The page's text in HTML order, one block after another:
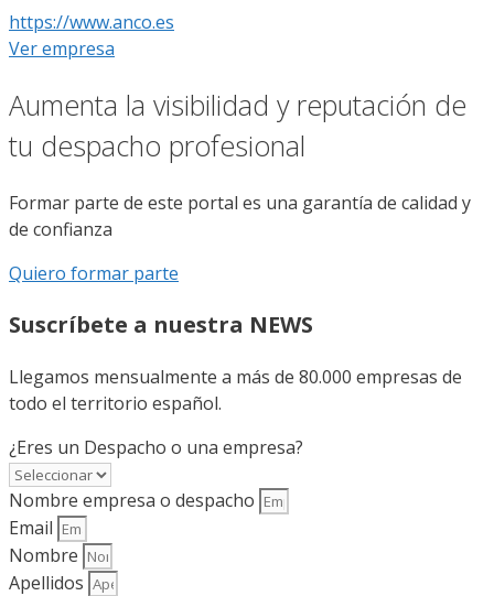
https://www.anco.es
Ver empresa
Aumenta la visibilidad y reputación de
tu despacho profesional
Formar parte de este portal es una garantía de calidad y
de confianza
Quiero formar parte
Suscríbete a nuestra NEWS
Llegamos mensualmente a más de 80.000 empresas de
todo el territorio español.
¿Eres un Despacho o una empresa?
Nombre empresa o despacho
Email
Nombre
Apellidos